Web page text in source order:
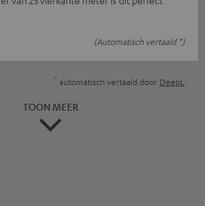
(Automatisch vertaald *)
* automatisch vertaald door DeepL
TOON MEER